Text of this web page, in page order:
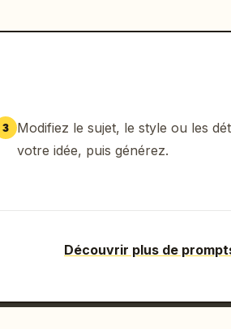
3
Modifiez le sujet, le style ou les
votre idée, puis générez.
Découvrir plus de